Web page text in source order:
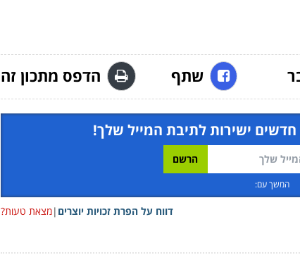
שתף הדפס מתכון זה
ישירות לתיבת המייל שלך!
המשך עם:
מצאת טעות?| דווח על הפרת זכויות יוצרים